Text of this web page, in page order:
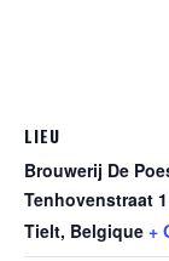
LIEU
Brouwerij De
Tenhovenstraat 1
Tielt, Belgique +